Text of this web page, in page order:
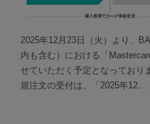
2025年12月23日（火）より、
内も含む）における「
せていただく予定となってお
規注文の受付は、「2025年12...